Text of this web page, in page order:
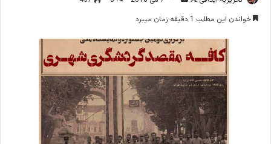
o
w
o
n
X
ا
ل
ا
ی
م
ی
ل
خواندن این مطلب 1 دقیقه زمان میبرد